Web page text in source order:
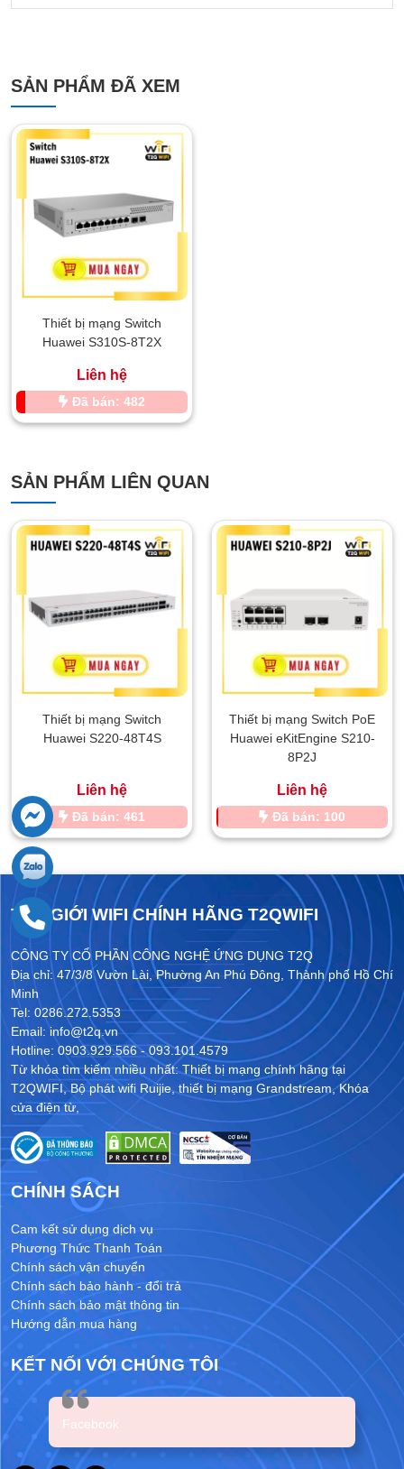
SẢN PHẨM ĐÃ XEM
Thiết bị mạng Switch
Huawei S310S-8T2X
Liên hệ
Đã bán: 482
SẢN PHẨM LIÊN QUAN
Thiết bị mạng Switch
Huawei S220-48T4S
Liên hệ
Đã bán: 461
Thiết bị mạng Switch PoE
Huawei eKitEngine S210-
8P2J
Liên hệ
Đã bán: 100
THẾ GIỚI WIFI CHÍNH HÃNG T2QWIFI
CÔNG TY CỔ PHẦN CÔNG NGHỆ ỨNG DỤNG T2Q
Địa chỉ: 47/3/8 Vườn Lài, Phường An Phú Đông, Thành phố Hồ Chí
Minh
Tel: 0286.272.5353
Email: info@t2q.vn
Hotline: 0903.929.566 - 093.101.4579
Từ khóa tìm kiếm nhiều nhất:Thiết bị mạng chính hãng tại
T2QWIFI,Bộ phát wifi Ruijie,thiết bị mạng Grandstream,Khóa
cửa điện từ,
CHÍNH SÁCH
Cam kết sử dụng dịch vụ
Phương Thức Thanh Toán
Chính sách vận chuyển
Chính sách bảo hành - đổi trả
Chính sách bảo mật thông tin
Hướng dẫn mua hàng
KẾT NỐI VỚI CHÚNG TÔI
Facebook